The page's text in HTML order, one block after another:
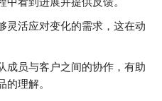
灵活应对变化的需求，这在动
成员与客户之间的协作，有助
理解。